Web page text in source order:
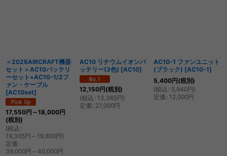
＜2026AIRCRAFT機器
セット＞AC10バッテリ
ーセット+AC10-1/2フ
ァン・ケーブル
[AC10set]
17,550円 ～18,000円
(税別)
(税込 :
19,305円 ～19,800円)
定価 :
39,000円 ～40,000円
AC10 リチウムイオンバ
ッテリー(3色) [AC10]
12,150円(税別)
(税込 : 13,365円)
定価 : 27,000円
AC10-1 ファンユニット
(ブラック) [AC10-1]
5,400円(税別)
(税込 : 5,940円)
定価 : 12,000円